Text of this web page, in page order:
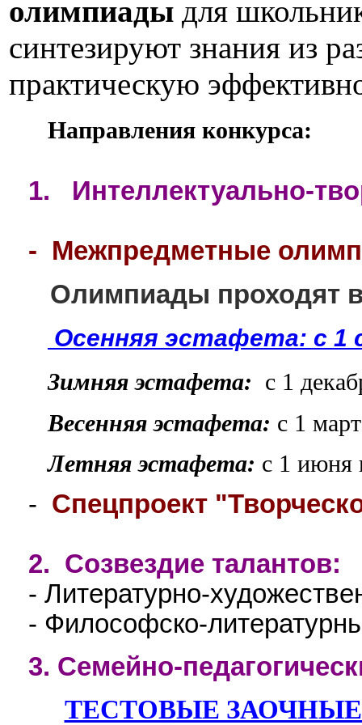
олимпиады для
синтезируют знания из
практическую
Направления конкурса:
1. Интеллектуально-
- Межпредметные
Олимпиады проходят в
Осенняя эстафета: с 1
Зимняя эстафета: с 1
Весенняя эстафета: с 1
Летняя эстафета: с 1 июня
- Спецпроект
2. Созвездие талантов:
- Литературно-
- Философско-
3. Семейно-
ТЕСТОВЫЕ